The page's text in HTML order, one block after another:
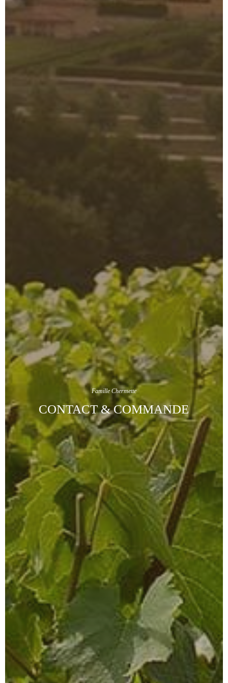
Famille Chermette
CONTACT & COMMANDE